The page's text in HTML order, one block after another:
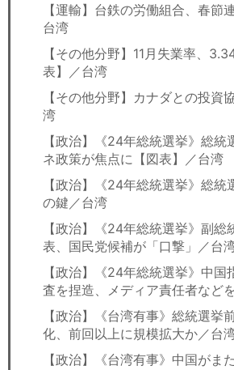
【運輸】台鉄の労働組合、春節
台湾
【その他分野】11月失業率、
表】／台湾
【その他分野】カナダとの投資
湾
【政治】《24年総統選挙》総統
ネ政策が焦点に【図表】／台湾
【政治】《24年総統選挙》総統
の鍵／台湾
【政治】《24年総統選挙》副総
表、国民党候補が「口撃」／台
【政治】《24年総統選挙》中国
査を捏造、メディア責任者など
【政治】《台湾有事》総統選挙
化、前回以上に規模拡大か／台
【政治】《台湾有事》中国がま